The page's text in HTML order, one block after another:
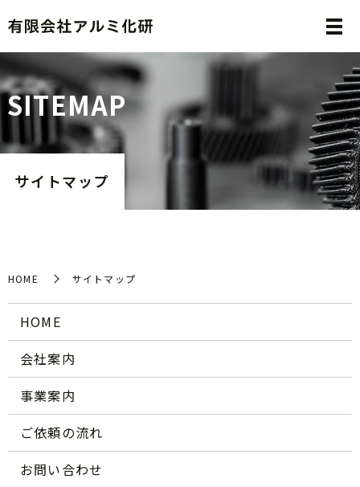
SITEMAP
サイトマップ
HOME サイトマップ
HOME
会社案内
事業案内
ご依頼の流れ
お問い合わせ